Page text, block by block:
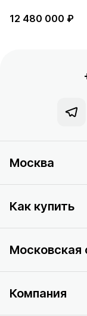
12 480 000 ₽
Москва
Как купить
Московская
Компания